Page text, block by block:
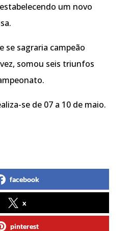
um novo
se sagraria campeão
somou seis triunfos
se de 07 a 10 de maio.
facebook
x
pinterest